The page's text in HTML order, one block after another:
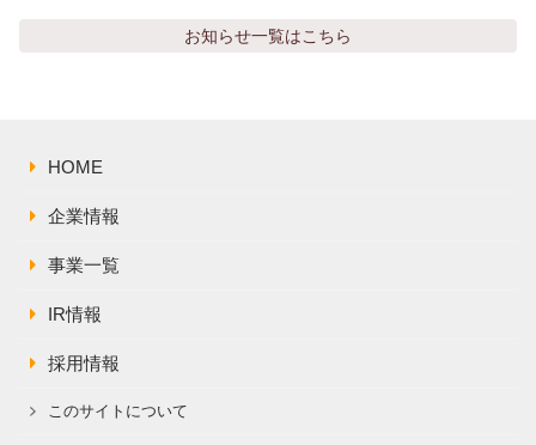
お知らせ一覧はこちら
HOME
企業情報
事業一覧
IR情報
採用情報
このサイトについて